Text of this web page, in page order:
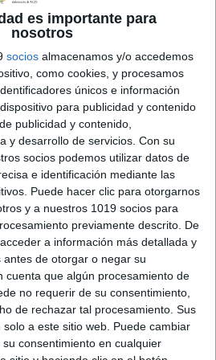
es importante para
nosotros
socios almacenamos y/o accedemos
como cookies, y procesamos
únicos e información
para publicidad y contenido
publicidad y contenido,
y desarrollo de servicios. Con su
socios podemos utilizar datos de
e identificación mediante las
Puede hacer clic para otorgarnos
y a nuestros 1019 socios para
previamente descrito. De
a información más detallada y
de otorgar o negar su
cuenta que algún procesamiento de
no requerir de su consentimiento,
de rechazar tal procesamiento. Sus
a este sitio web. Puede cambiar
consentimiento en cualquier
esta
con eljuegoque
de contar con la
maestra de
de mi cole. Es
especialista de